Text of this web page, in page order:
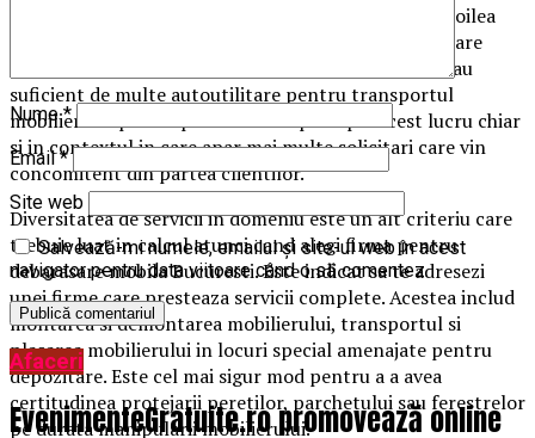
Promptitudinea de a raspunde solicitarilor este al doilea
aspect asupra caruia trebuie sa te opresti. Firmele care
dispun de un personal suficient de numeros si care au
suficient de multe autoutilitare pentru transportul
mobilierului pot raspunde foarte prompt. Acest lucru chiar
si in contextul in care apar mai multe solicitari care vin
concomitent din partea clientilor.
Diversitatea de servicii in domeniu este un alt criteriu care
trebuie luat in calcul atunci cand alegi firma pentru
debarasare mobila Bucuresti. Este indicat sa te adresezi
unei firme care presteaza servicii complete. Acestea includ
montarea si demontarea mobilierului, transportul si
plasarea mobilierului in locuri special amenajate pentru
depozitare. Este cel mai sigur mod pentru a a avea
certitudinea protejarii peretilor, parchetului sau ferestrelor
pe durata manipularii mobilierului.
Nume*
Email*
Site web
Salvează-mi numele, emailul și site-ul web în acest
navigator pentru data viitoare când o să comentez.
Afaceri
EvenimenteGratuite.ro promovează online